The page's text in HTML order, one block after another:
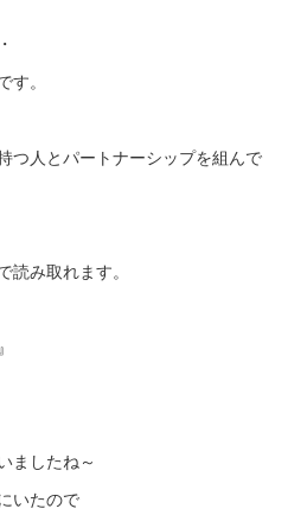
。
つ人とパートナーシップを組んで
読み取れます。
ましたね～
いたので